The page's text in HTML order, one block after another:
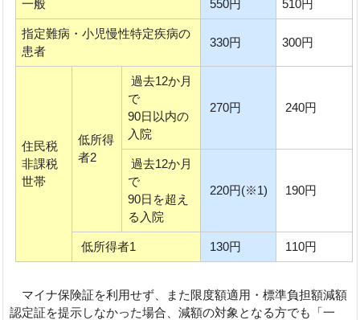
一般 550円 510円
指定難病・小児慢性特定疾病の
患者
330円 300円
住民税
非課税
世帯
低所得
者2
過去12か月
で
90日以内の
入院
270円 240円
過去12か月
で
90日を超え
る入院
220円(※1) 190円
低所得者1 130円 110円
マイナ保険証を利用せず、また限度額適用・標準負担額減額
認定証を提示しなかった場合、減額の対象となる方でも「一